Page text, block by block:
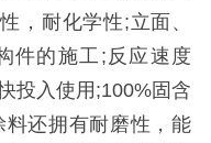
，耐化学性;立面、
件的施工 ; 反应速度
投入使用 ;100%固含
料还拥有耐磨性，能